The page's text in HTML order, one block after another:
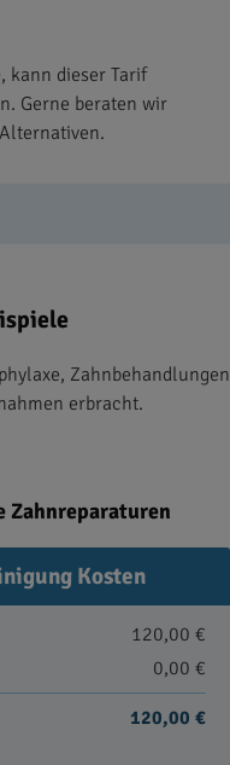
kann dieser Tarif
Gerne beraten wir
Zahnbehandlungen
erbracht.
Zahnreparaturen
Kosten
120,00 €
0,00 €
120,00 €